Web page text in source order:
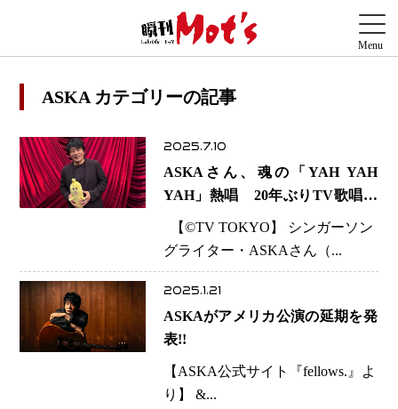
ASKA カテゴリーの記事
2025.7.10
ASKAさん、魂の「YAH YAH
YAH」熱唱 20年ぶりTV歌唱に
喝采の嵐
【©️TV TOKYO】 シンガーソン
グライター・ASKAさん（...
2025.1.21
ASKAがアメリカ公演の延期を発
表!!
【ASKA公式サイト『fellows.』よ
り】 &...